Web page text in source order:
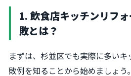
1. 飲食店キッチンリフ
敗とは？
まずは、杉並区でも実際に多い
敗例を知ることから始めましょう